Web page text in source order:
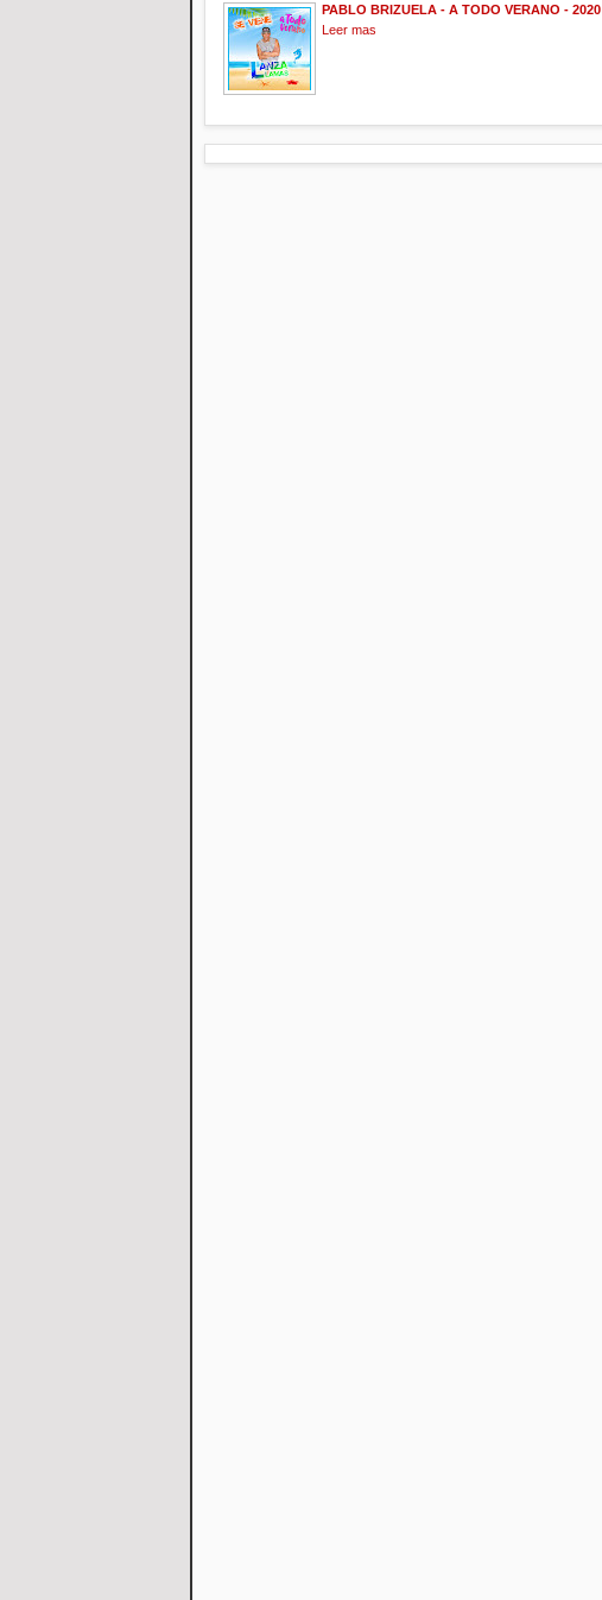
PABLO BRIZUELA - A TODO VERANO - 2020
Leer mas